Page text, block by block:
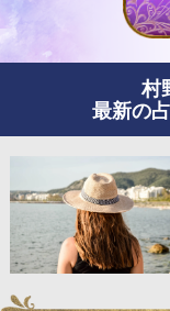
村
最新の